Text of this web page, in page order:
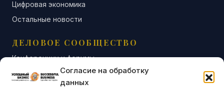
Согласие на обработку
данных
Цифровая экономика
Остальные новости
ДЕЛОВОЕ СООБЩЕСТВО
Конференции и форумы
Бизнес-клубы и ассоциации
Остальные новости